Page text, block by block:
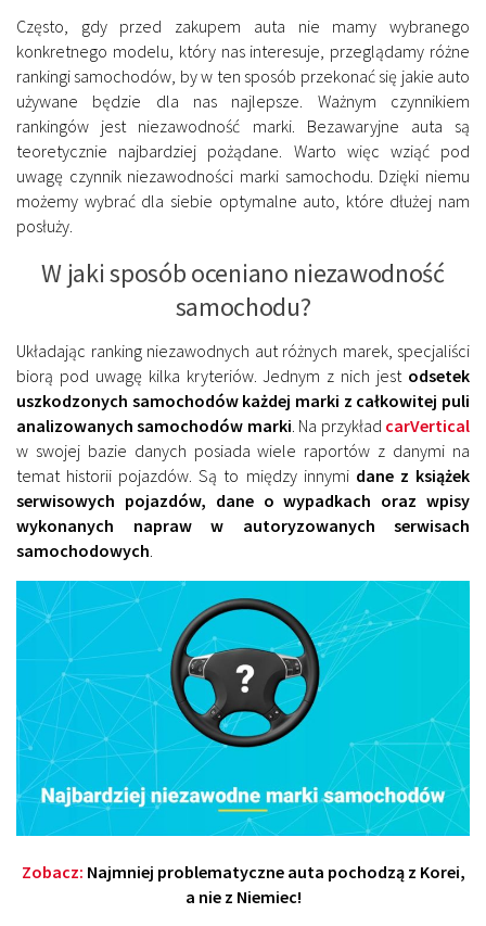
Często, gdy przed zakupem auta nie mamy wybranego
konkretnego modelu, który nas interesuje, przeglądamy różne
rankingi samochodów, by w ten sposób przekonać się jakie auto
używane będzie dla nas najlepsze. Ważnym czynnikiem
rankingów jest niezawodność marki. Bezawaryjne auta są
teoretycznie najbardziej pożądane. Warto więc wziąć pod
uwagę czynnik niezawodności marki samochodu. Dzięki niemu
możemy wybrać dla siebie optymalne auto, które dłużej nam
posłuży.
W jaki sposób oceniano niezawodność
samochodu?
Układając ranking niezawodnych aut różnych marek, specjaliści
biorą pod uwagę kilka kryteriów. Jednym z nich jest odsetek
uszkodzonych samochodów każdej marki z całkowitej puli
analizowanych samochodów marki . Na przykład carVertical
w swojej bazie danych posiada wiele raportów z danymi na
temat historii pojazdów. Są to między innymi dane z książek
serwisowych pojazdów, dane o wypadkach oraz wpisy
wykonanych napraw w autoryzowanych serwisach
samochodowych
Zobacz: Najmniej problematyczne auta pochodzą z Korei,
a nie z Niemiec!